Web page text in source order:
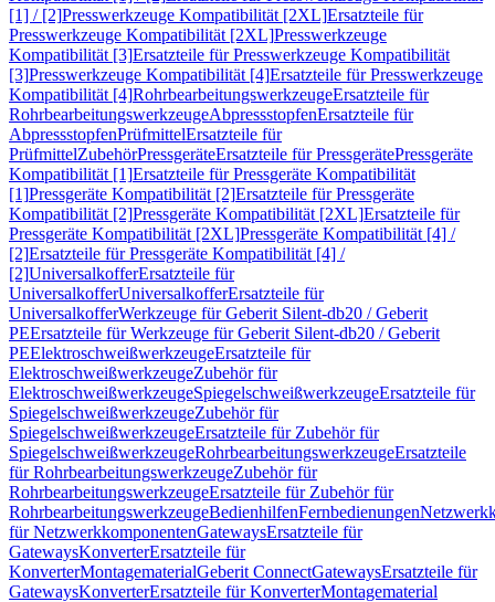
[1] / [2]Presswerkzeuge Kompatibilität [2XL]Ersatzteile für
Presswerkzeuge Kompatibilität [2XL]Presswerkzeuge
Kompatibilität [3]Ersatzteile für Presswerkzeuge Kompatibilität
[3]Presswerkzeuge Kompatibilität [4]Ersatzteile für Presswerkzeuge
Kompatibilität [4]RohrbearbeitungswerkzeugeErsatzteile für
RohrbearbeitungswerkzeugeAbpressstopfenErsatzteile für
AbpressstopfenPrüfmittelErsatzteile für
PrüfmittelZubehörPressgeräteErsatzteile für PressgerätePressgeräte
Kompatibilität [1]Ersatzteile für Pressgeräte Kompatibilität
[1]Pressgeräte Kompatibilität [2]Ersatzteile für Pressgeräte
Kompatibilität [2]Pressgeräte Kompatibilität [2XL]Ersatzteile für
Pressgeräte Kompatibilität [2XL]Pressgeräte Kompatibilität [4] /
[2]Ersatzteile für Pressgeräte Kompatibilität [4] /
[2]UniversalkofferErsatzteile für
UniversalkofferUniversalkofferErsatzteile für
UniversalkofferWerkzeuge für Geberit Silent-db20 / Geberit
PEErsatzteile für Werkzeuge für Geberit Silent-db20 / Geberit
PEElektroschweißwerkzeugeErsatzteile für
ElektroschweißwerkzeugeZubehör für
ElektroschweißwerkzeugeSpiegelschweißwerkzeugeErsatzteile für
SpiegelschweißwerkzeugeZubehör für
SpiegelschweißwerkzeugeErsatzteile für Zubehör für
SpiegelschweißwerkzeugeRohrbearbeitungswerkzeugeErsatzteile
für RohrbearbeitungswerkzeugeZubehör für
RohrbearbeitungswerkzeugeErsatzteile für Zubehör für
RohrbearbeitungswerkzeugeBedienhilfenFernbedienungen
für NetzwerkkomponentenGatewaysErsatzteile für
GatewaysKonverterErsatzteile für
KonverterMontagematerialGeberit ConnectGatewaysErsatzteile für
GatewaysKonverterErsatzteile für KonverterMontagematerial